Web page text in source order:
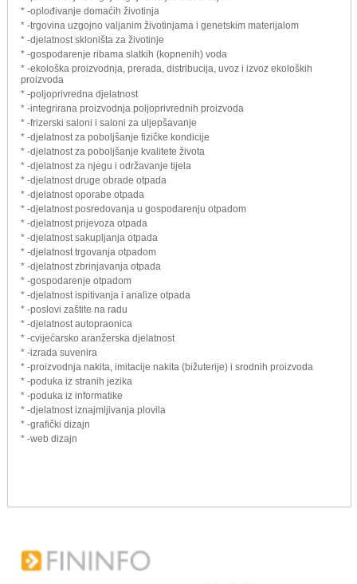
* -oplođivanje domaćih životinja
* -trgovina uzgojno valjanim životinjama i genetskim materijalom
* -djelatnost skloništa za životinje
* -gospodarenje ribama slatkih (kopnenih) voda
* -ekološka proizvodnja, prerada, distribucija, uvoz i izvoz ekoloških
proizvoda
* -poljoprivredna djelatnost
* -integrirana proizvodnja poljoprivrednih proizvoda
* -frizerski saloni i saloni za uljepšavanje
* -djelatnost za poboljšanje fizičke kondicije
* -djelatnost za poboljšanje kvalitete života
* -djelatnost za njegu i održavanje tijela
* -djelatnost druge obrade otpada
* -djelatnost oporabe otpada
* -djelatnost posredovanja u gospodarenju otpadom
* -djelatnost prijevoza otpada
* -djelatnost sakupljanja otpada
* -djelatnost trgovanja otpadom
* -djelatnost zbrinjavanja otpada
* -gospodarenje otpadom
* -djelatnost ispitivanja i analize otpada
* -poslovi zaštite na radu
* -djelatnost autopraonica
* -cvijećarsko aranžerska djelatnost
* -izrada suvenira
* -proizvodnja nakita, imitacije nakita (bižuterije) i srodnih proizvoda
* -poduka iz stranih jezika
* -poduka iz informatike
* -djelatnost iznajmljivanja plovila
* -grafički dizajn
* -web dizajn